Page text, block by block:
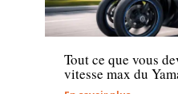
Actu
Tout ce que vous
vitesse max du